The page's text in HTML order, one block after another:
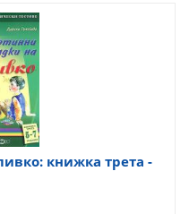
книжка трета -